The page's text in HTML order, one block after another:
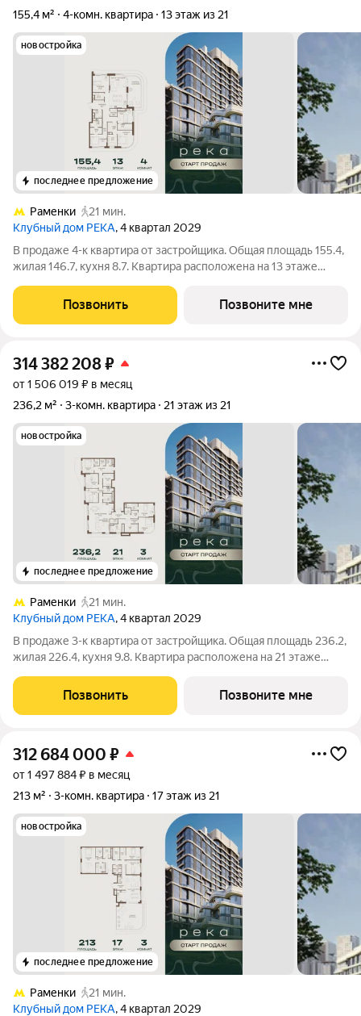
155,4 м² 4-комн. квартира 13 этаж из 21
новостройка
последнее предложение
Раменки
21 мин.
Клубный дом РЕКА, 4 квартал 2029
В продаже 4-к квартира от застройщика. Общая площадь 155.4,
жилая 146.7, кухня 8.7. Квартира расположена на 13 этаже
кв. 2029 года. Высота потолка до 3.65 метра в квартирах и до
4,5 м в
Позвонить Позвоните мне
314 382 208₽
от 1 506 019 ₽ в месяц
236,2 м²
3-комн. квартира 21 этаж из 21
новостройка
последнее предложение
Раменки
21 мин.
Клубный дом РЕКА, 4 квартал 2029
В продаже 3-к квартира от застройщика. Общая площадь 236.2,
жилая 226.4, кухня 9.8. Квартира расположена на 21 этаже
кв. 2029 года. Высота потолка до 3.65 метра в квартирах и до
4,5 м в
Позвонить Позвоните мне
312 684 000 ₽
от 1 497 884 ₽ в месяц
213 м²
3-комн. квартира 17 этаж из 21
новостройка
последнее предложение
Раменки
21 мин.
Клубный дом РЕКА, 4 квартал 2029